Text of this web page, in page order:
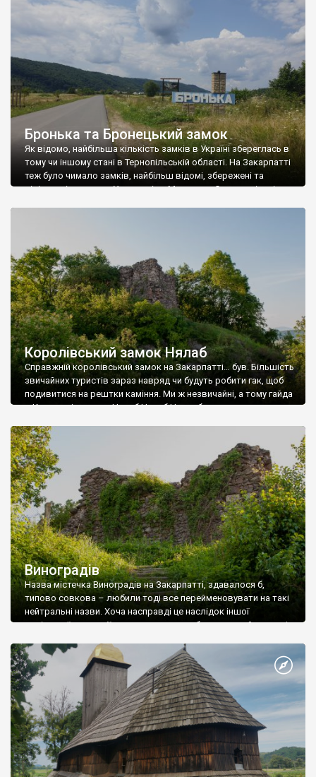
на запит «боржавське князівство». Рекомендуємо статтю
Прохненка «Боржавське городище». […]
Бронька та Бронецький замок
Як відомо, найбільша кількість замків в Україні збереглась в
тому чи іншому стані в Тернопільській області. На Закарпатті
теж було чимало замків, найбільш відомі, збережені та
вівідувані є замки в Ужгороді та Мукачеве. Є певна кількість
Королівський замок Нялаб
Справжній королівський замок на Закарпатті… був. Більшість
звичайних туристів зараз навряд чи будуть робити гак, щоб
подивитися на рештки каміння. Ми ж незвичайні, а тому гайда
в Королевj в замок Нялаб Нелаб Ньолаб угорською
вулканічного походження висотою з пів сотні метрів.
Можливо й до приходу на ці землі […]
Виноградів
Назва містечка Виноградів на Закарпатті, здавалося б,
типово совкова – любили тоді все перейменовувати на такі
нейтральні назви. Хоча насправді це наслідок іншої
совітської тенденції – калькувати на «общепонятний» питомі
румунською, Nagyszőlős угорською, Севлюш, Сивлюш,
Шевлюш українською=русинською. Містечко назване через
виноград (szöllő, szőlőre угорською виноград), […]